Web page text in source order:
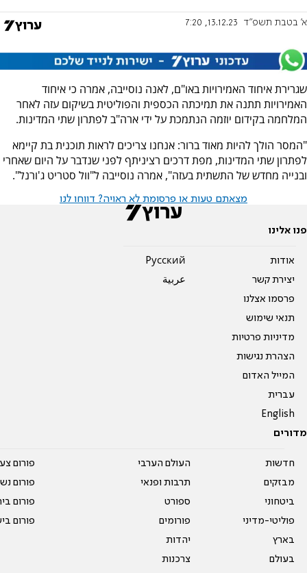
א' בטבת תשפ"ד 13.12.23, 7:20
שגרירת איחוד האמירויות באו"ם, לאנה נוסייבה, אמרה כי איחוד
האמירויות תתנה את תמיכתה הכספית והפוליטית בשיקום עזה לאחר
המלחמה בקידום יוזמה הנתמכת על ידי ארה"ב לפתרון שתי המדינות.
"המסר הולך להיות מאוד ברור: אנחנו צריכים לראות תוכנית בת קיימא
לפתרון שתי המדינות, מפת דרכים רציניתף לפני שנדבר על היום שאחרי
ובנייה מחדש של התשתית בעזה", אמרה נוסייבה ל"וול סטריט ג'ורנל".
מצאתם טעות או פרסומת לא ראויה? דווחו לנו
פנו אלינו
אודות
יצירת קשר
פרסמו אצלנו
תנאי שימוש
מדיניות פרטיות
הצהרת נגישות
המייל האדום
עברית
English
Pусский
عربية
מדורים
חדשות
מבזקים
ביטחוני
פוליטי-מדיני
בארץ
בעולם
העולם הערבי
תרבות ופנאי
ספורט
פורומים
יהדות
צרכנות
פורום
פורום
פורום
פורום